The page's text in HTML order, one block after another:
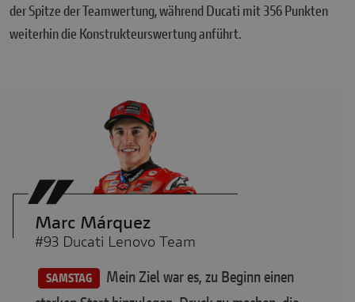
der Spitze der Teamwertung, während Ducati mit 356 Punkten
weiterhin die Konstrukteurswertung anführt.
Marc Márquez
#93 Ducati Lenovo Team
SAMSTAG Mein Ziel war es, zu Beginn einen